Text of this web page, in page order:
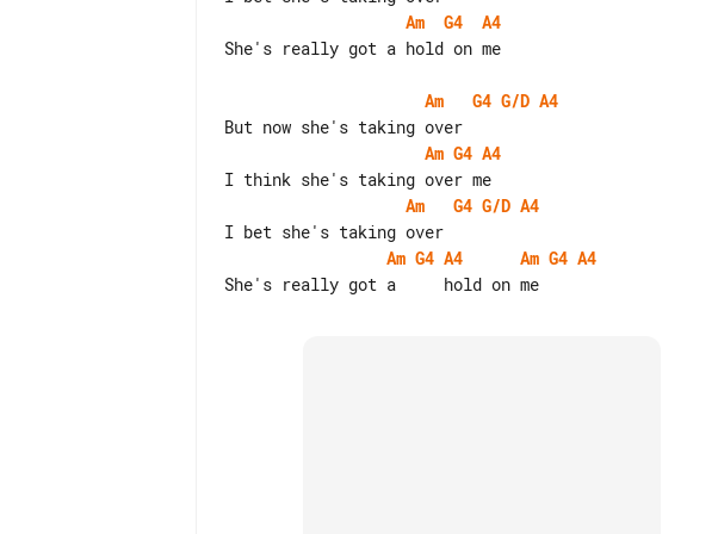
Am
G4
A4
She's really got a hold on me
Am G4 G/D A4
Am G4 A4
Am
G4 G/D A4
Am G4 A4 Am G4 A4